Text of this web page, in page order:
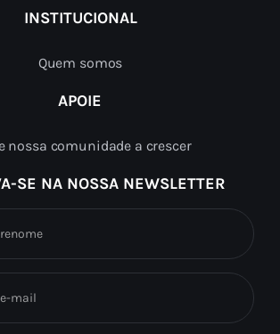
INSTITUCIONAL
Quem somos
APOIE
nossa comunidade a crescer
SE NA NOSSA NEWSLETTER